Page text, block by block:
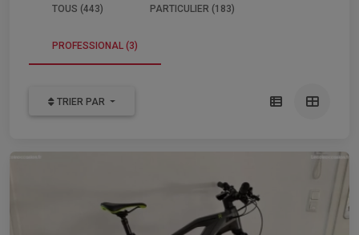
TOUS (443) PARTICULIER (183)
PROFESSIONAL (3)
TRIER PAR